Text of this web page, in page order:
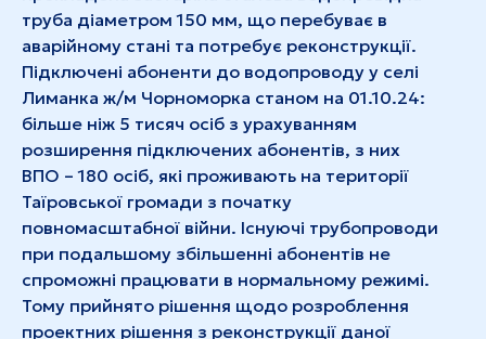
труба діаметром 150 мм, що перебуває в
аварійному стані та потребує реконструкції.
Підключені абоненти до водопроводу у селі
Лиманка ж/м Чорноморка станом на 01.10.24:
більше ніж 5 тисяч осіб з урахуванням
розширення підключених абонентів, з них
ВПО – 180 осіб, які проживають на території
Таїровської громади з початку
повномасштабної війни. Існуючі трубопроводи
при подальшому збільшенні абонентів не
спроможні працювати в нормальному режимі.
Тому прийнято рішення щодо розроблення
проектних рішення з реконструкції даної